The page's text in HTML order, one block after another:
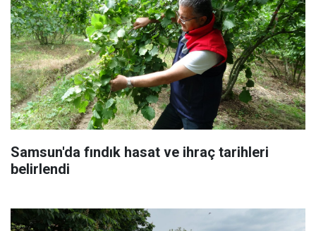
Samsun'da fındık hasat ve ihraç tarihleri
belirlendi